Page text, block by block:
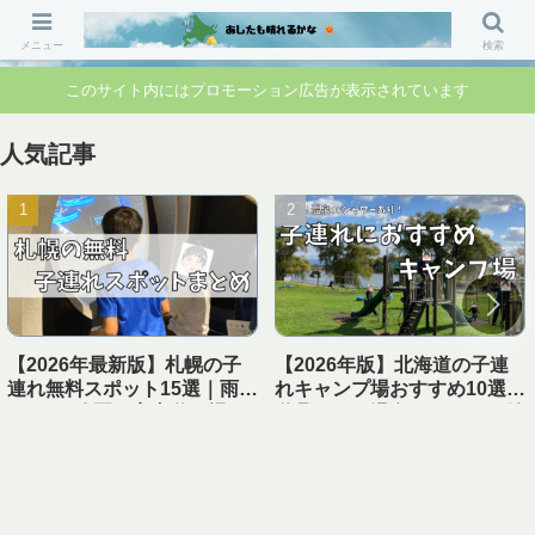
「行ってよかった」「準備して正解」 家族のお出かけ前の“不安”を“安心”に変
えるブログです。
このサイト内にはプロモーション広告が表示されています
人気記事
【2026年最新版】札幌の子
連れ無料スポット15選｜雨の
【2026年版】北海道の子連
れキャンプ場おすすめ10選｜
メニュー 検索